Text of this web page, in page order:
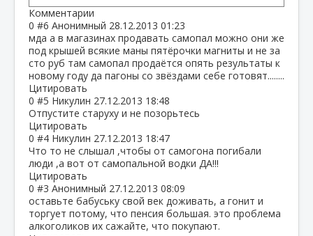
Комментарии
0 #6 Анонимный 28.12.2013 01:23
мда а в магазинах продавать самопал можно они же
под крышей всякие маны пятёрочки магниты и не за
сто руб там самопал продаётся опять результаты к
новому году да пагоны со звёздами себе готовят........
Цитировать
0 #5 Никулин 27.12.2013 18:48
Отпустите старуху и не позорьтесь
Цитировать
0 #4 Никулин 27.12.2013 18:47
Что то не слышал ,чтобы от самогона погибали
люди ,а вот от самопальной водки ДА!!!
Цитировать
0 #3 Анонимный 27.12.2013 08:09
оставьте бабуську свой век доживать, а гонит и
торгует потому, что пенсия большая. это проблема
алкоголиков их сажайте, что покупают.